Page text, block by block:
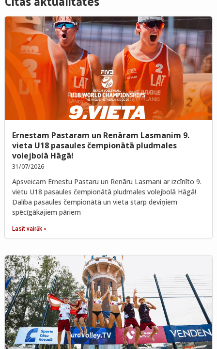
Ernestam Pastaram un Renāram Lasmanim 9.
vieta U18 pasaules čempionātā pludmales
volejbolā Hāgā!
31/07/2026
Apsveicam Ernestu Pastaru un Renāru Lasmani ar izcīnīto 9.
vietu U18 pasaules čempionātā pludmales volejbolā Hāgā!
Dalība pasaules čempionātā un vieta starp deviņiem
spēcīgākajiem pāriem
Lasīt vairāk »